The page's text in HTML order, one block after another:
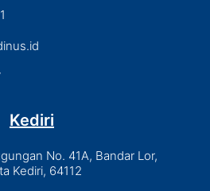
Kediri
No. 41A, Bandar Lor,
Kediri, 64112